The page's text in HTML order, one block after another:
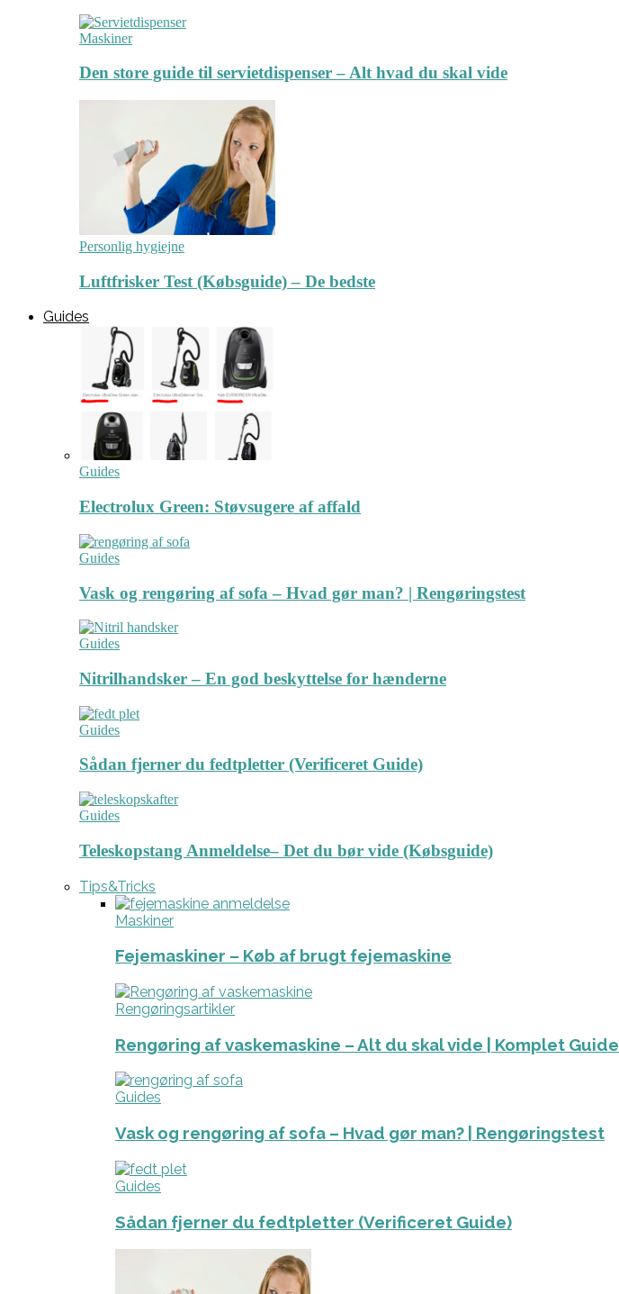
Maskiner
Den store guide til servietdispenser – Alt hvad du skal vide
Personlig hygiejne
Luftfrisker Test (Købsguide) – De bedste
Guides
Guides
Electrolux Green: Støvsugere af affald
Guides
Vask og rengøring af sofa – Hvad gør man? | Rengøringstest
Guides
Nitrilhandsker – En god beskyttelse for hænderne
Guides
Sådan fjerner du fedtpletter (Verificeret Guide)
Guides
Teleskopstang Anmeldelse– Det du bør vide (Købsguide)
Tips&Tricks
Maskiner
Fejemaskiner – Køb af brugt fejemaskine
Rengøringsartikler
Rengøring af vaskemaskine – Alt du skal vide | Komplet Guide
Guides
Vask og rengøring af sofa – Hvad gør man? | Rengøringstest
Guides
Sådan fjerner du fedtpletter (Verificeret Guide)